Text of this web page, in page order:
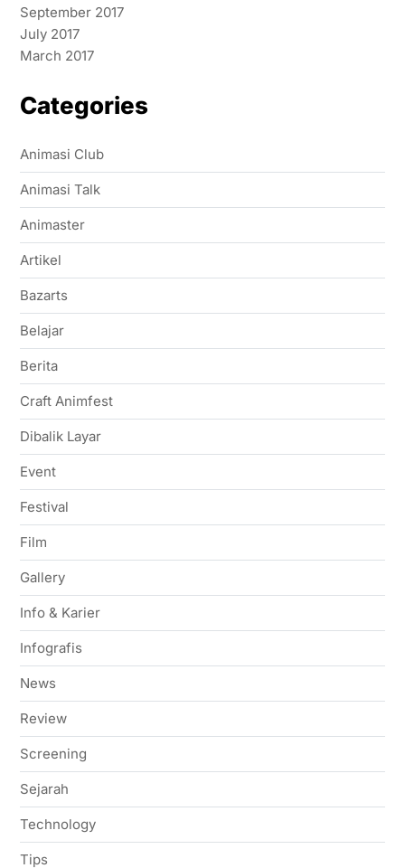
September 2017
July 2017
March 2017
Categories
Animasi Club
Animasi Talk
Animaster
Artikel
Bazarts
Belajar
Berita
Craft Animfest
Dibalik Layar
Event
Festival
Film
Gallery
Info & Karier
Infografis
News
Review
Screening
Sejarah
Technology
Tips